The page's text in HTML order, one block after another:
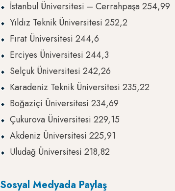
İstanbul Üniversitesi – Cerrahpaşa 254,99
Yıldız Teknik Üniversitesi 252,2
Fırat Üniversitesi 244,6
Erciyes Üniversitesi 244,3
Selçuk Üniversitesi 242,26
Karadeniz Teknik Üniversitesi 235,22
Boğaziçi Üniversitesi 234,69
Çukurova Üniversitesi 229,15
Akdeniz Üniversitesi 225,91
Uludağ Üniversitesi 218,82
Sosyal Medyada Paylaş